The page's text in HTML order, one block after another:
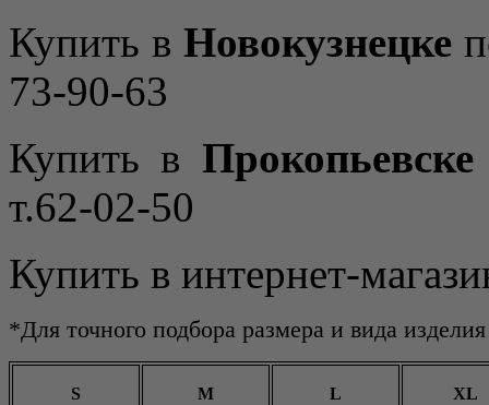
Купить вНовокузнецке
73-90-63
Купить в Прокопьевске
т.62-02-50
Купить в интернет-
*Для точного подбора размера и вида
S M L XL